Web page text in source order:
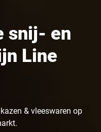
snij- en
Line
& vleeswaren op